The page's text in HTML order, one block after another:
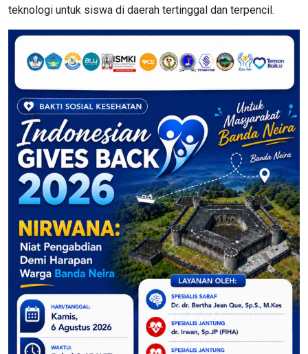
teknologi untuk siswa di daerah tertinggal dan terpencil.